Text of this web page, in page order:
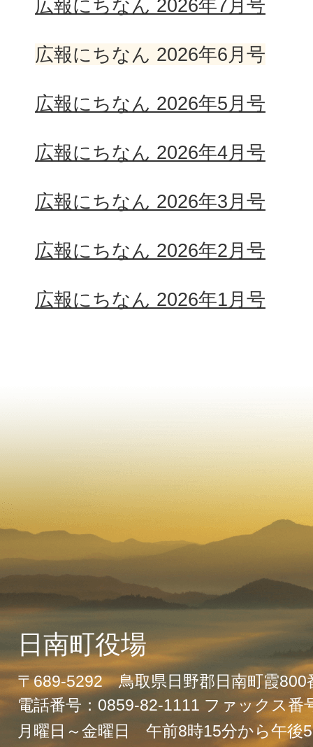
広報にちなん 2026年7月号
広報にちなん 2026年6月号
広報にちなん 2026年5月号
広報にちなん 2026年4月号
広報にちなん 2026年3月号
広報にちなん 2026年2月号
広報にちなん 2026年1月号
日南町役場
〒689-5292 鳥取県日野郡日南町霞800
電話番号：0859-82-1111 ファックス番
月曜日～金曜日 午前8時15分から午後